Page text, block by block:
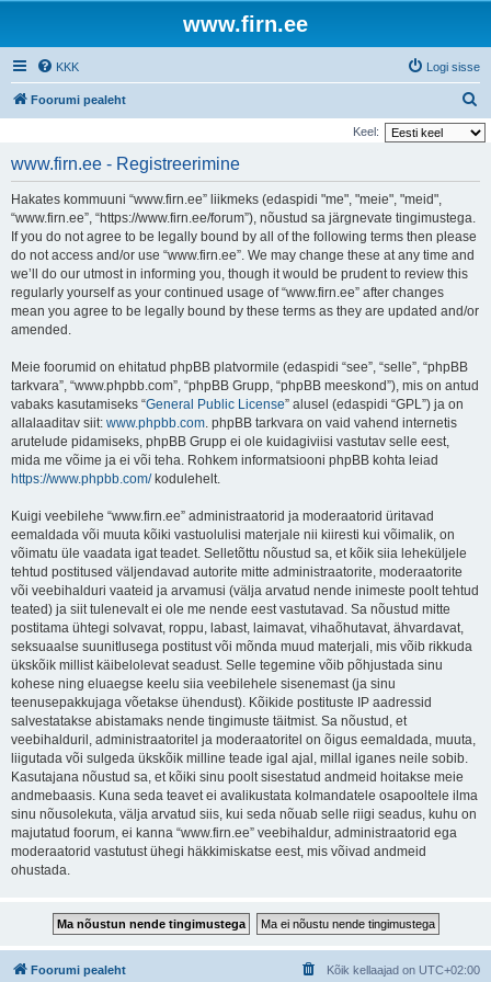
www.firn.ee
KKK Logi sisse
Foorumi pealeht
t
Keel:
www.firn.ee - Registreerimine
Hakates kommuuni “www.firn.ee” liikmeks (edaspidi "me", "meie", "meid",
“www.firn.ee”, “https://www.firn.ee/forum”), nõustud sa järgnevate tingimustega.
If you do not agree to be legally bound by all of the following terms then please
do not access and/or use “www.firn.ee”. We may change these at any time and
we’ll do our utmost in informing you, though it would be prudent to review this
regularly yourself as your continued usage of “www.firn.ee” after changes
mean you agree to be legally bound by these terms as they are updated and/or
amended.
Meie foorumid on ehitatud phpBB platvormile (edaspidi “see”, “selle”, “phpBB
tarkvara”, “www.phpbb.com”, “phpBB Grupp, “phpBB meeskond”), mis on antud
vabaks kasutamiseks “General Public License” alusel (edaspidi “GPL”) ja on
allalaaditav siit: www.phpbb.com. phpBB tarkvara on vaid vahend internetis
arutelude pidamiseks, phpBB Grupp ei ole kuidagiviisi vastutav selle eest,
mida me võime ja ei või teha. Rohkem informatsiooni phpBB kohta leiad
https://www.phpbb.com/kodulehelt.
Kuigi veebilehe “www.firn.ee” administraatorid ja moderaatorid üritavad
eemaldada või muuta kõiki vastuolulisi materjale nii kiiresti kui võimalik, on
võimatu üle vaadata igat teadet. Selletõttu nõustud sa, et kõik siia leheküljele
tehtud postitused väljendavad autorite mitte administraatorite, moderaatorite
või veebihalduri vaateid ja arvamusi (välja arvatud nende inimeste poolt tehtud
teated) ja siit tulenevalt ei ole me nende eest vastutavad. Sa nõustud mitte
postitama ühtegi solvavat, roppu, labast, laimavat, vihaõhutavat, ähvardavat,
seksuaalse suunitlusega postitust või mõnda muud materjali, mis võib rikkuda
ükskõik millist käibelolevat seadust. Selle tegemine võib põhjustada sinu
kohese ning eluaegse keelu siia veebilehele sisenemast (ja sinu
teenusepakkujaga võetakse ühendust). Kõikide postituste IP aadressid
salvestatakse abistamaks nende tingimuste täitmist. Sa nõustud, et
veebihalduril, administraatoritel ja moderaatoritel on õigus eemaldada, muuta,
liigutada või sulgeda ükskõik milline teade igal ajal, millal iganes neile sobib.
Kasutajana nõustud sa, et kõiki sinu poolt sisestatud andmeid hoitakse meie
andmebaasis. Kuna seda teavet ei avalikustata kolmandatele osapooltele ilma
sinu nõusolekuta, välja arvatud siis, kui seda nõuab selle riigi seadus, kuhu on
majutatud foorum, ei kanna “www.firn.ee” veebihaldur, administraatorid ega
moderaatorid vastutust ühegi häkkimiskatse eest, mis võivad andmeid
ohustada.
Foorumi pealeht Kõik kellaajad on UTC+02:00